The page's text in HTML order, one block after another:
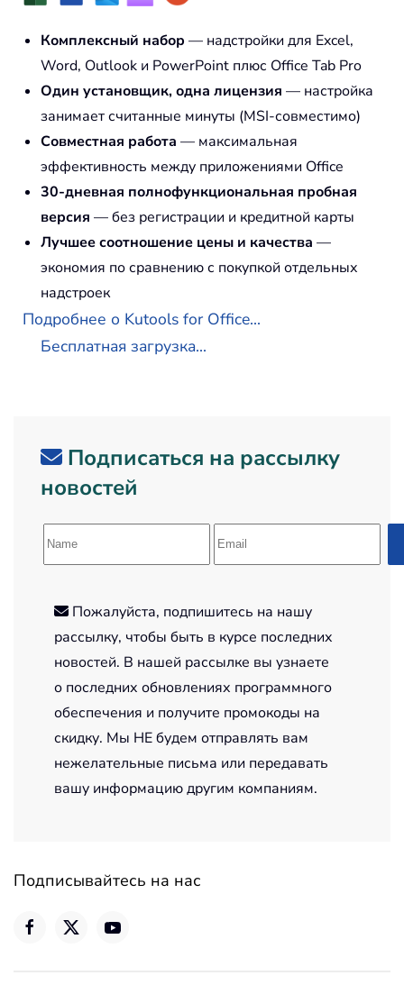
Комплексный набор — надстройки для Excel,
Word, Outlook и PowerPoint плюс Office Tab Pro
Один установщик, одна лицензия — настройка
занимает считанные минуты (MSI-совместимо)
Совместная работа — максимальная
эффективность между приложениями Office
30-дневная полнофункциональная пробная
версия — без регистрации и кредитной карты
Лучшее соотношение цены и качества —
экономия по сравнению с покупкой отдельных
надстроек
Подробнее о Kutools for Office...
Бесплатная загрузка...
Подписаться на рассылку
новостей
Пожалуйста, подпишитесь на нашу
рассылку, чтобы быть в курсе последних
новостей. В нашей рассылке вы узнаете
о последних обновлениях программного
обеспечения и получите промокоды на
скидку. Мы НЕ будем отправлять вам
нежелательные письма или передавать
вашу информацию другим компаниям.
Подписывайтесь на нас